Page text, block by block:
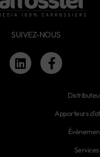
SUIVEZ-NOUS
Apporteurs
Services